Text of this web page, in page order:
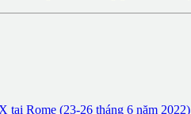
X tại Rome (23-26 tháng 6